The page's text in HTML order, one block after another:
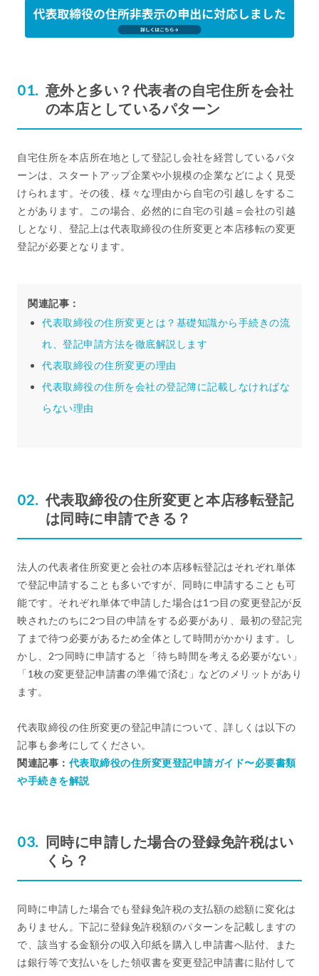
意外と多い？代表者の自宅住所を会社
の本店としているパターン
自宅住所を本店所在地として登記し会社を経営しているパタ
ーンは、スタートアップ企業や小規模の企業などによく見受
けられます。その後、様々な理由から自宅の引越しをするこ
とがあります。この場合、必然的に自宅の引越＝会社の引越
しとなり、登記上は代表取締役の住所変更と本店移転の変更
登記が必要となります。
関連記事：
代表取締役の住所変更とは？基礎知識から手続きの流
れ、登記申請方法を徹底解説します
代表取締役の住所変更の理由
代表取締役の住所を会社の登記簿に記載しなければな
らない理由
代表取締役の住所変更と本店移転登記
は同時に申請できる？
法人の代表者住所変更と会社の本店移転登記はそれぞれ単体
で登記申請することも多いですが、同時に申請することも可
能です。それぞれ単体で申請した場合は1つ目の変更登記が反
映されたのちに2つ目の申請をする必要があり、最初の登記完
了まで待つ必要があるため全体として時間がかかります。し
かし、2つ同時に申請すると「待ち時間を考える必要がない」
「1枚の変更登記申請書の準備で済む」などのメリットがあり
ます。
代表取締役の住所変更の登記申請について、詳しくは以下の
記事も参考にしてください。
関連記事： 代表取締役の住所変更登記申請ガイド〜必要書類
や手続きを解説
同時に申請した場合の登録免許税はい
くら？
同時に申請した場合でも登録免許税の支払額の総額に変化は
ありません。下記に登録免許税額のパターンを記載しますの
で、該当する金額分の収入印紙を購入し申請書へ貼付、また
は銀行等で支払いをした領収書を変更登記申請書に貼付して